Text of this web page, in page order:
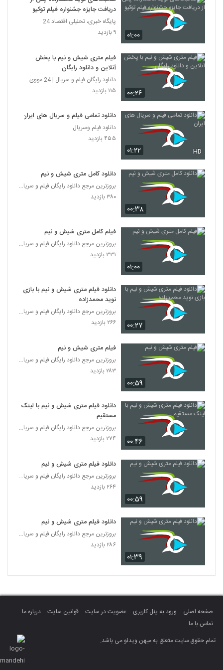
۰۱:۰۰
دریافت جایزه جشنواره فیلم توکیو
پایگاه خبری، تحلیلی اقتصاد 24
۹ بازدید
۰۰:۲۶
فیلم متری شیش و نیم با پخش
آنلاین و دانلود رایگان
دانلود رایگان فیلم و سریال | 24 مووی
۱۱۵ بازدید
۰۱:۲۲ HD
دانلود تمامی فیلم و سریال های ایران
دانلود فیلم وسریال
۴۵۵ بازدید
۰۰:۳۸
دانلود کامل متری شیش و نیم
بروزترین مرجع دانلود رایگان فیلم و سریال ایرانی
۳۸۰ بازدید
۰۱:۰۰
فیلم کامل متری شیش و نیم
بروزترین مرجع دانلود رایگان فیلم و سریال ایرانی
۳۳۱ بازدید
۰۰:۲۷
دانلود فیلم متری شیش و نیم با بازی
نوید محمدزاده
بروزترین مرجع دانلود رایگان فیلم و سریال ایرانی
۲۶۶ بازدید
۰۰:۵۹
فیلم متری شیش و نیم
بروزترین مرجع دانلود رایگان فیلم و سریال ایرانی
۲۸۳ بازدید
۰۰:۴۶
دانلود فیلم متری شیش و نیم با لینک
مستقیم
بروزترین مرجع دانلود رایگان فیلم و سریال ایرانی
۲۷۴ بازدید
۰۰:۵۹
دانلود فیلم متری شیش و نیم
بروزترین مرجع دانلود رایگان فیلم و سریال ایرانی
۲۶۴ بازدید
۰۱:۳۹
دانلود فیلم متری شیش و نیم
بروزترین مرجع دانلود رایگان فیلم و سریال ایرانی
۲۸۶ بازدید
صفحه اصلی ورود به پنل کاربری عضویت در سایت قوانین سایت
درباره ما
تماس با ما
تمام حقوق سایت متعلق به میهن ویدئو می باشد.